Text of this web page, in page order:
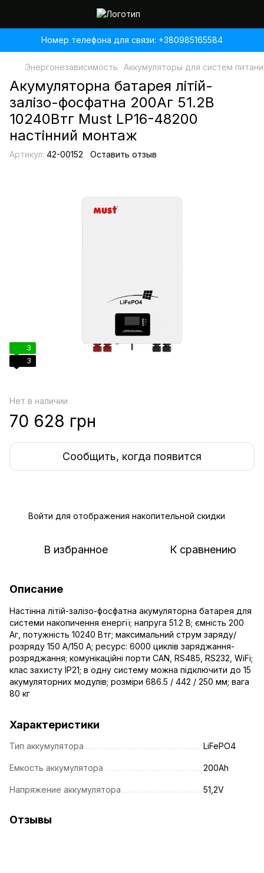
Номер телефона для связи: +380985165584
Энергонезависимость Аккумуляторы для систем
Акумуляторна батарея літій-
залізо-фосфатна 200Аг 51.2В
10240Втг Must LP16-48200
настінний монтаж
Артикул: 42-00152 Оставить отзыв
3
3
Нет в наличии
70 628 грн
Сообщить, когда появится
Войти для отображения накопительной скидки
В избранное К сравнению
Описание
Настінна літій-залізо-фосфатна акумуляторна батарея для
системи накопичення енергії; напруга 51.2 В; ємність 200
Аг, потужність 10240 Втг; максимальний струм заряду/
розряду 150 А/150 А; ресурс: 6000 циклів заряджання-
розряджання; комунікаційні порти CAN, RS485, RS232, WiFi;
клас захисту IP21; в одну систему можна підключити до 15
акумуляторних модулів; розміри 686.5 / 442 / 250 мм; вага
80 кг
Характеристики
Тип аккумулятора LiFePO4
Емкость аккумулятора 200Ah
Напряжение аккумулятора 51,2V
Отзывы